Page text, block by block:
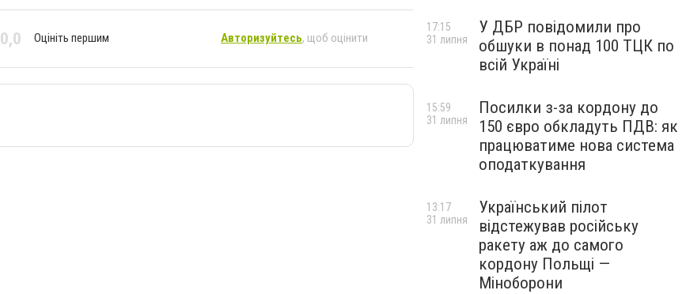
0,0 Оцініть першим Авторизуйтесь, щоб оцінити
У ДБР повідомили про
обшуки в понад 100 ТЦК по
всій Україні
17:15
31 липня
Посилки з-за кордону до
150 євро обкладуть ПДВ: як
працюватиме нова система
оподаткування
15:59
31 липня
Український пілот
відстежував російську
ракету аж до самого
кордону Польщі —
Міноборони
13:17
31 липня